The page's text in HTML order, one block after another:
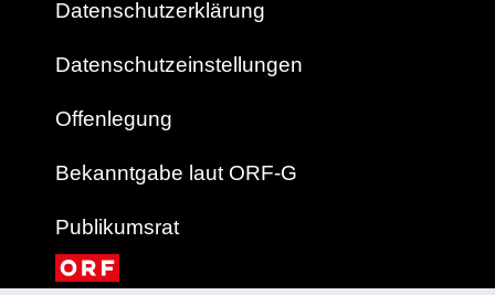
Datenschutzerklärung
Datenschutzeinstellungen
Offenlegung
Bekanntgabe laut ORF-G
Publikumsrat